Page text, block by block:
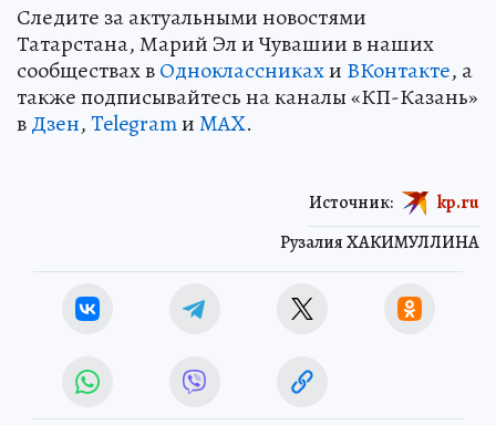
Следите за актуальными новостями
Татарстана, Марий Эл и Чувашии в наших
сообществах вОдноклассникахи ВКонтакте, а
также подписывайтесь на каналы «КП-Казань»
вДзен,TelegramиMAX.
Рузалия ХАКИМУЛЛИНА
Источник: kp.ru